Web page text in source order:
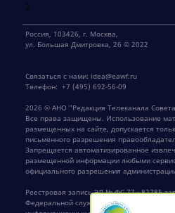
2
2026 © АНО "Редакция Телеканала
Все права защищены. Использование
размещенных на сайте, допускается
письменного разрешения
Запрещается автоматизированное
размещенной информации любыми
официального разрешения
Реестровая запись ЭЛ № ФС 77 - 82785
Федеральной службой по надзору в сфере
Россия, 103426, г. Москва,
ул. Большая Дмитровка, 26 © 2022
Связаться с нами: idea@eawf.ru
Телефон: +7 (495) 692-56-09